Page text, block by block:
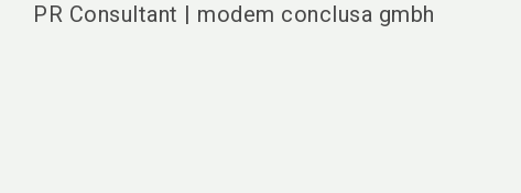
PR Consultant | modem conclusa gmbh